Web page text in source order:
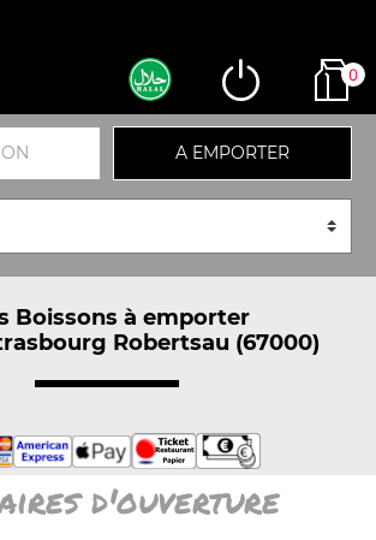
0
A EMPORTER
Boissons à emporter
Robertsau (67000)
d'ouverture